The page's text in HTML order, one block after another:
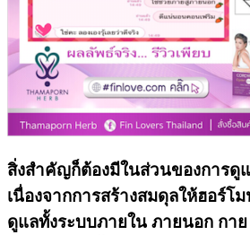
สิ่งสำคัญก็ต้องมีในส่วนของการดู
เนื่องจากการสร้างสมดุลให้ฮอร์โ
ดูแลทั้งระบบภายใน ภายนอก กา